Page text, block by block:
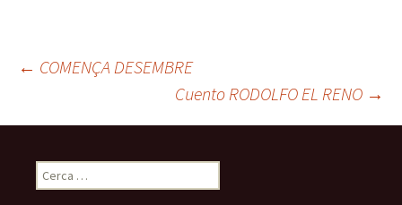
Navegació
pels
← COMENÇA DESEMBRE
Cuento RODOLFO EL RENO →
e